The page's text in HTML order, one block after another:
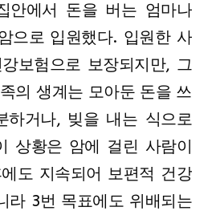
안에서 돈을 버는 엄마나
으로 입원했다. 입원한 사
보험으로 보장되지만, 그
의 생계는 모아둔 돈을 쓰
하거나, 빚을 내는 식으로
상황은 암에 걸린 사람이
도 지속되어 보편적 건강
라 3번 목표에도 위배되는